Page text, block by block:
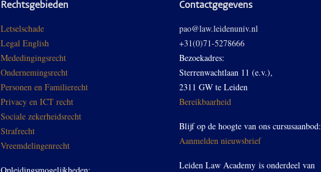
Rechtsgebieden
Letselschade
Legal English
Mededingingsrecht
Ondernemingsrecht
Personen en Familierecht
Privacy en ICT recht
Sociale zekerheidsrecht
Strafrecht
Vreemdelingenrecht
Contactgegevens
pao@law.leidenuniv.nl
+31(0)71-5278666
Bezoekadres:
Sterrenwachtlaan 11 (e.v.),
2311 GW te Leiden
Bereikbaarheid
Blijf op de hoogte van ons cursusaanbod:
Aanmelden nieuwsbrief
Leiden Law Academy is onderdeel van